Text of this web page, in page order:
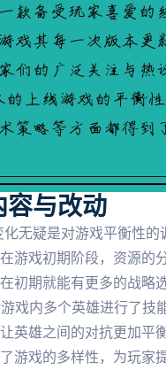
容与改动
无疑是对游戏平衡性
游戏初期阶段，资源的
初期就能有更多的战略选
戏内多个英雄进行了技
英雄之间的对抗更加平
游戏的多样性，为玩家